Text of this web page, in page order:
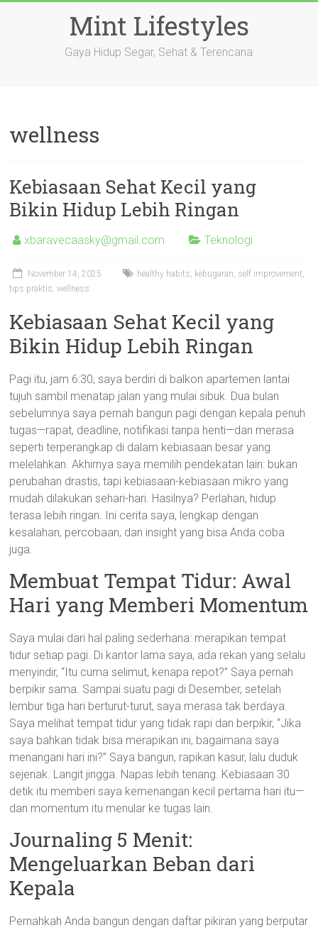
Mint Lifestyles
Gaya Hidup Segar, Sehat & Terencana
wellness
Kebiasaan Sehat Kecil yang
Bikin Hidup Lebih Ringan
xbaravecaasky@gmail.com Teknologi
November 14, 2025 healthy habits, kebugaran, self improvement,
tips praktis,wellness
Kebiasaan Sehat Kecil yang
Bikin Hidup Lebih Ringan
Pagi itu, jam 6:30, saya berdiri di balkon apartemen lantai
tujuh sambil menatap jalan yang mulai sibuk. Dua bulan
sebelumnya saya pernah bangun pagi dengan kepala penuh
tugas—rapat, deadline, notifikasi tanpa henti—dan merasa
seperti terperangkap di dalam kebiasaan besar yang
melelahkan. Akhirnya saya memilih pendekatan lain: bukan
perubahan drastis, tapi kebiasaan-kebiasaan mikro yang
mudah dilakukan sehari-hari. Hasilnya? Perlahan, hidup
terasa lebih ringan. Ini cerita saya, lengkap dengan
kesalahan, percobaan, dan insight yang bisa Anda coba
juga.
Membuat Tempat Tidur: Awal
Hari yang Memberi Momentum
Saya mulai dari hal paling sederhana: merapikan tempat
tidur setiap pagi. Di kantor lama saya, ada rekan yang selalu
menyindir, “Itu cuma selimut, kenapa repot?” Saya pernah
berpikir sama. Sampai suatu pagi di Desember, setelah
lembur tiga hari berturut-turut, saya merasa tak berdaya.
Saya melihat tempat tidur yang tidak rapi dan berpikir, “Jika
saya bahkan tidak bisa merapikan ini, bagaimana saya
menangani hari ini?” Saya bangun, rapikan kasur, lalu duduk
sejenak. Langit jingga. Napas lebih tenang. Kebiasaan 30
detik itu memberi saya kemenangan kecil pertama hari itu—
dan momentum itu menular ke tugas lain.
Journaling 5 Menit:
Mengeluarkan Beban dari
Kepala
Pernahkah Anda bangun dengan daftar pikiran yang berputar